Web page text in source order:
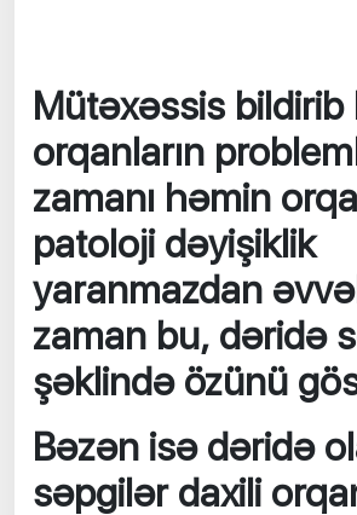
Mütəxəssis bildirib
orqanların
zamanı həmin
patoloji dəyişiklik
yaranmazdan
zaman bu, dəridə
şəklində özünü
Bəzən isə dəridə
səpgilər daxili